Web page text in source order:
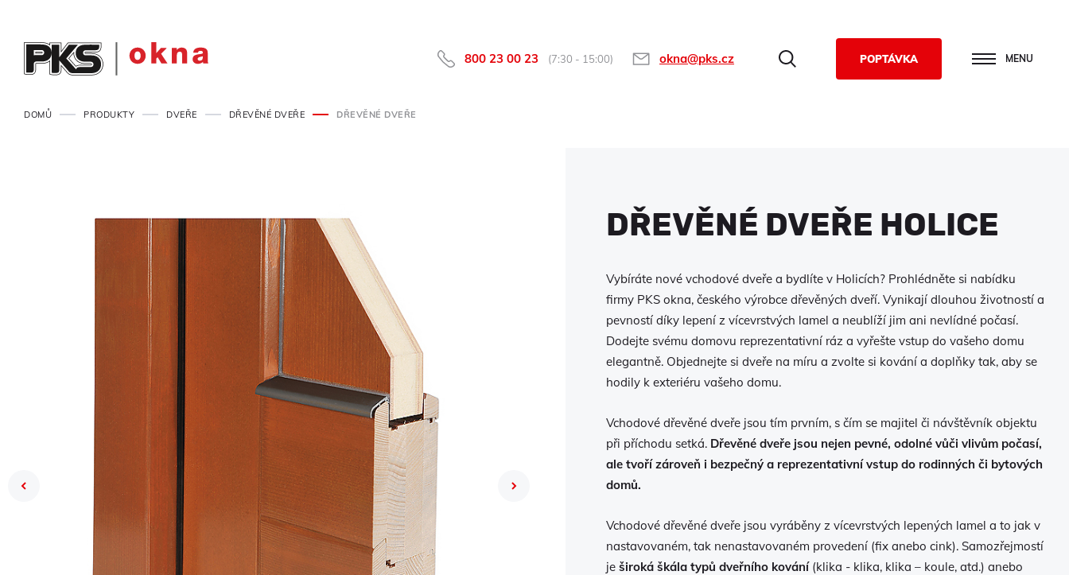
POPTÁVKA MENU
800 23 00 23 (7:30 - 15:00) okna@pks.cz
DOMŮ PRODUKTY DVEŘE DŘEVĚNÉ DVEŘE DŘEVĚNÉ DVEŘE
DŘEVĚNÉ DVEŘE HOLICE
Vybíráte nové vchodové dveře a bydlíte v Holicích? Prohlédněte si nabídku
firmy PKS okna, českého výrobce dřevěných dveří. Vynikají dlouhou životností a
pevností díky lepení z vícevrstvých lamel a neublíží jim ani nevlídné počasí.
Dodejte svému domovu reprezentativní ráz a vyřešte vstup do vašeho domu
elegantně. Objednejte si dveře na míru a zvolte si kování a doplňky tak, aby se
hodily k exteriéru vašeho domu.
Vchodové dřevěné dveře jsou tím prvním, s čím se majitel či návštěvník objektu
při příchodu setká. Dřevěné dveře jsou nejen pevné, odolné vůči vlivům počasí,
ale tvoří zároveň i bezpečný a reprezentativní vstup do rodinných či bytových
domů.
Vchodové dřevěné dveře jsou vyráběny z vícevrstvých lepených lamel a to jak v
nastavovaném, tak nenastavovaném provedení (fix anebo cink). Samozřejmostí
je široká škála typů dveřního kování(klika - klika, klika – koule, atd.) anebo